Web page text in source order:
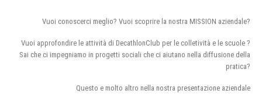
Vuoi conoscerci meglio? Vuoi scoprire la nostra MISSION aziendale?
Vuoi approfondire le attività di DecathlonClub per le colletività e le scuole ?
Sai che ci impegniamo in progetti sociali che ci aiutano nella diffusione della
pratica?
Questo e molto altro nella nostra presentazione aziendale